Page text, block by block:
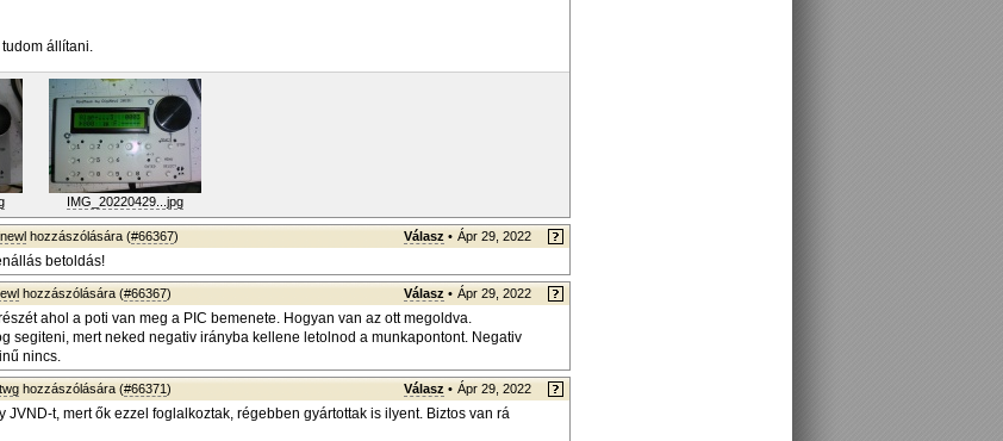
állítani.
IMG_20220429...jpg
hozzászólására (#66367) Válasz • Ápr 29, 2022
betoldás!
hozzászólására (#66367) Válasz • Ápr 29, 2022
ahol a poti van meg a PIC bemenete. Hogyan van az ott megoldva.
segiteni, mert neked negativ irányba kellene letolnod a munkapontont. Negativ
nincs.
hozzászólására (#66371) Válasz • Ápr 29, 2022
JVND-t, mert ők ezzel foglalkoztak, régebben gyártottak is ilyent. Biztos van rá